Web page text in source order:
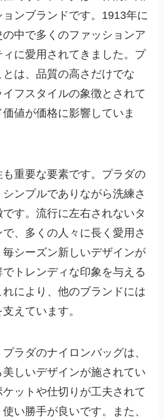
ンブランドです。1913年に
中で多くのファッションア
に愛用されてきました。プ
は、品質の高さだけでな
フスタイルの象徴とされて
値が価格に影響していま
重要な要素です。プラダの
ンプルでありながら洗練さ
す。流行に左右されないタ
、多くの人々に長く愛用さ
シーズン新しいデザインが
トレンディな印象を与える
により、他のブランドには
えています。
ラダのナイロンバッグは、
しいデザインが施されてい
ットや仕切りが工夫されて
い勝手が良いです。また、